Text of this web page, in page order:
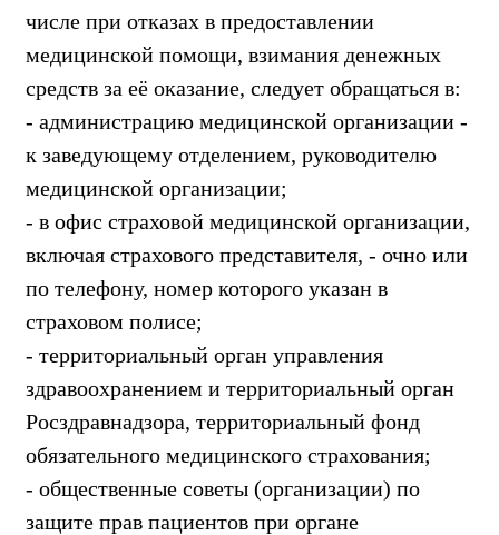
числе при отказах в предоставлении
медицинской помощи, взимания денежных
средств за её оказание, следует обращаться в:
- администрацию медицинской организации -
к заведующему отделением, руководителю
медицинской организации;
- в офис страховой медицинской организации,
включая страхового представителя, - очно или
по телефону, номер которого указан в
страховом полисе;
- территориальный орган управления
здравоохранением и территориальный орган
Росздравнадзора, территориальный фонд
обязательного медицинского страхования;
- общественные советы (организации) по
защите прав пациентов при органе